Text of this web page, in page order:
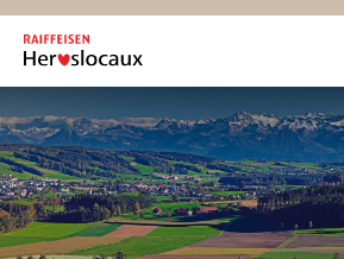
Inhalt
springen
Démarrez